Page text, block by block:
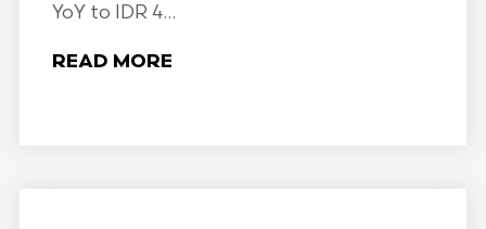
YoY to IDR 4...
READ MORE